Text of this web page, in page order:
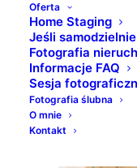
Oferta
Home Staging
Jeśli
Fotografia
Informacje FAQ
Sesja
Fotografia ślubna
O mnie
Kontakt